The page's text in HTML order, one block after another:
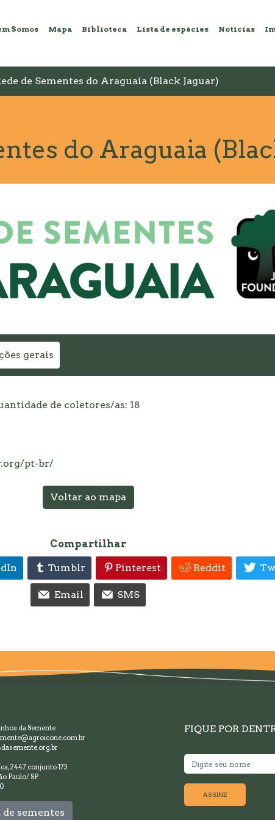
Somos Mapa Biblioteca Lista de espécies Notícias
de Sementes do Araguaia (Black Jaguar)
do Araguaia
gerais
de coletores/as: 18
pt-br/
Voltar ao mapa
Compartilhar
Tumblr Pinterest Reddit
Email SMS
da Semente
2447 conjunto 173
Paulo/ SP
sementes
FIQUE POR
ASSINE